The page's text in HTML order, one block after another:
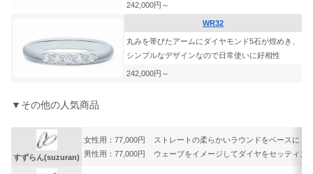
242,000円～
WR32
丸みを帯びたアームにダイヤモンド5石が煌めき、
シンプルなデザインなので日常使いに好相性
242,000円～
▼その他の人気商品
すずらん(suzuran)
女性用：77,000円
男性用：77,000円
ストレートの柔らかいラウンドをベースに
ウェーブをイメージしてダイヤをセッティン